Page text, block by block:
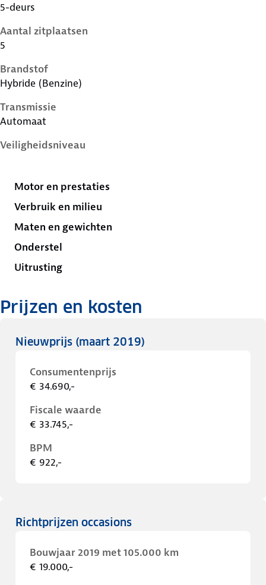
5-deurs
Aantal zitplaatsen
5
Brandstof
Hybride (Benzine)
Transmissie
Automaat
Veiligheidsniveau
Motor en prestaties
Verbruik en milieu
Maten en gewichten
Onderstel
Uitrusting
Prijzen en kosten
Nieuwprijs (maart 2019)
Consumentenprijs
€ 34.690,-
Fiscale waarde
€ 33.745,-
BPM
€ 922,-
Richtprijzen occasions
Bouwjaar 2019 met 105.000 km
€ 19.000,-